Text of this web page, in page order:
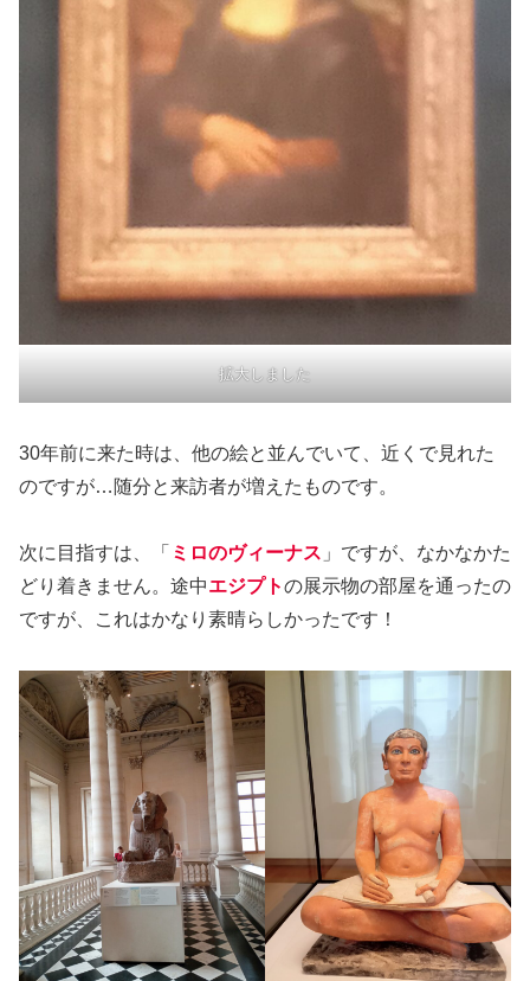
拡大しました
30年前に来た時は、他の絵と並んでいて、近くで見れた
のですが…随分と来訪者が増えたものです。
次に目指すは、「 ミロのヴィーナス 」ですが、なかなかた
どり着きません。途中エジプトの展示物の部屋を通ったの
ですが、これはかなり素晴らしかったです！